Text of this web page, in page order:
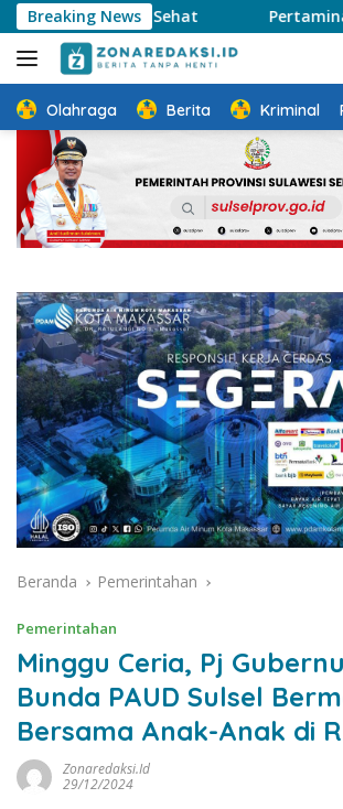
Langsung
ke
konten
Breaking News
Jalan Sehat Pertamina Patra
Olahraga Berita Kriminal
Beranda Pemerintahan
Pemerintahan
Minggu Ceria, Pj
Bunda PAUD Sulsel
Bersama Anak-Anak di
Zonaredaksi.id
29/12/2024